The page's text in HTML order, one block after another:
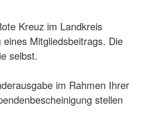
Kreuz im Landkreis
Mitgliedsbeitrags. Die
selbst.
im Rahmen Ihrer
stellen